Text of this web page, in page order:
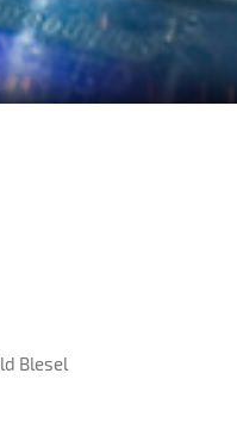
Blesel